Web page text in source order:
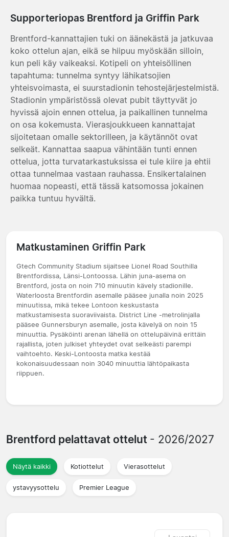
Supporteriopas Brentford ja Griffin Park
Brentford-kannattajien tuki on äänekästä ja jatkuvaa
koko ottelun ajan, eikä se hiipuu myöskään silloin,
kun peli käy vaikeaksi. Kotipeli on yhteisöllinen
tapahtuma: tunnelma syntyy lähikatsojien
yhteisvoimasta, ei suurstadionin tehostejärjestelmistä.
Stadionin ympäristössä olevat pubit täyttyvät jo
hyvissä ajoin ennen ottelua, ja paikallinen tunnelma
on osa kokemusta. Vierasjoukkueen kannattajat
sijoitetaan omalle sektorilleen, ja käytännöt ovat
selkeät. Kannattaa saapua vähintään tunti ennen
ottelua, jotta turvatarkastuksissa ei tule kiire ja ehtii
ottaa tunnelmaa vastaan rauhassa. Ensikertalainen
huomaa nopeasti, että tässä katsomossa jokainen
paikka tuntuu hyvältä.
Matkustaminen Griffin Park
Gtech Community Stadium sijaitsee Lionel Road Southilla
Brentfordissa, Länsi-Lontoossa. Lähin juna-asema on
Brentford, josta on noin 710 minuutin kävely stadionille.
Waterloosta Brentfordin asemalle pääsee junalla noin 2025
minuutissa, mikä tekee Lontoon keskustasta
matkustamisesta suoraviivaista. District Line -metrolinjalla
pääsee Gunnersburyn asemalle, josta kävelyä on noin 15
minuuttia. Pysäköinti arenan lähellä on ottelupäivinä erittäin
rajallista, joten julkiset yhteydet ovat selkeästi parempi
vaihtoehto. Keski-Lontoosta matka kestää
kokonaisuudessaan noin 3040 minuuttia lähtöpaikasta
riippuen.
Brentford pelattavat ottelut - 2026/2027
Näytä kaikki Kotiottelut Vierasottelut
ystavyysottelu Premier League